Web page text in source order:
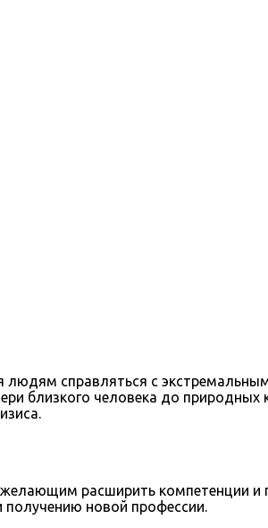
справляться с
близкого человека до
расширить компетенции
получению новой профессии.